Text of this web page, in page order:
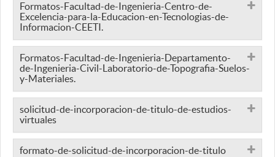
Formatos-Facultad-de-Ingenieria-Centro-de-
Excelencia-para-la-Educacion-en-Tecnologias-de-
Informacion-CEETI.
Formatos-Facultad-de-Ingenieria-Departamento-
de-Ingenieria-Civil-Laboratorio-de-Topografia-Suelos-
y-Materiales.
solicitud-de-incorporacion-de-titulo-de-estudios-
virtuales
formato-de-solicitud-de-incorporacion-de-titulo